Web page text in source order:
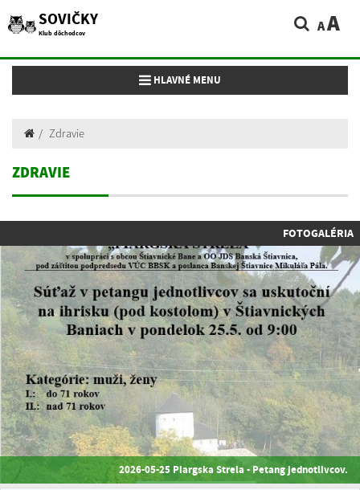
SOVIČKY
Klub dôchodcov AA
Toggle navigation
HLAVNÉ MENU
Zdravie
ZDRAVIE
FOTOGALÉRIA
2026-05-25 Piargska Strela - Petang jednotlivcov.